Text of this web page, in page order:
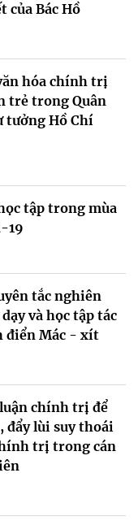
của Bác Hồ
hóa chính trị
trẻ trong Quân
tưởng Hồ Chí
tập trong mùa
19
tắc nghiên
và học tập tác
điển Mác - xít
chính trị để
đẩy lùi suy thoái
trị trong cán